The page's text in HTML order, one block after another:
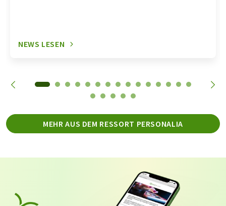
NEWS LESEN
MEHR AUS DEM RESSORT PERSONALIA